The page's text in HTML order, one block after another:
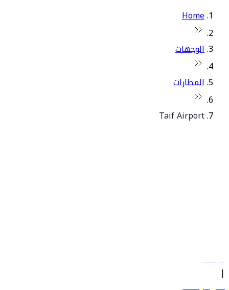
Home
الوجهات
المطارات
Taif Airport
سياساتنا
|
الشروط والأحكام